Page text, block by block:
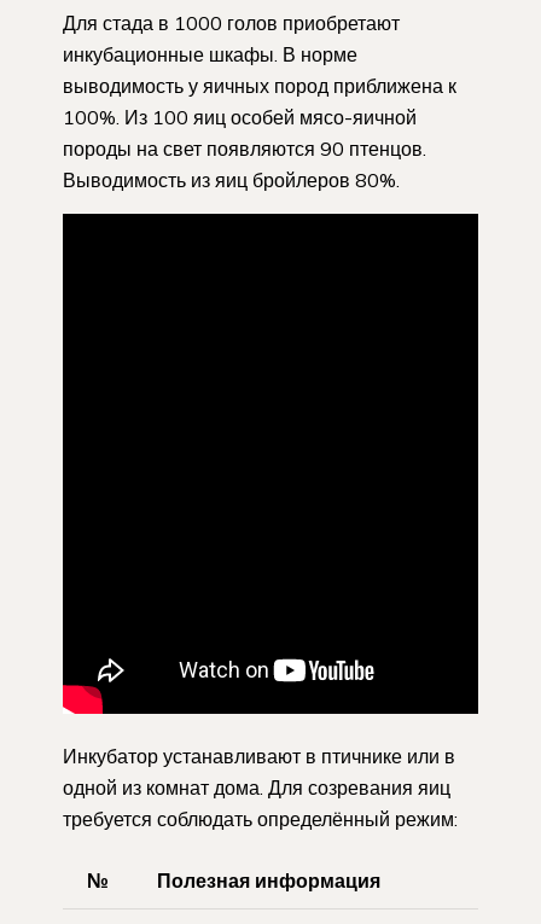
Для стада в 1000 голов приобретают
инкубационные шкафы. В норме
выводимость у яичных пород приближена к
100%. Из 100 яиц особей мясо-яичной
породы на свет появляются 90 птенцов.
Выводимость из яиц бройлеров 80%.
Инкубатор устанавливают в птичнике или в
одной из комнат дома. Для созревания яиц
требуется соблюдать определённый режим:
№ Полезная информация